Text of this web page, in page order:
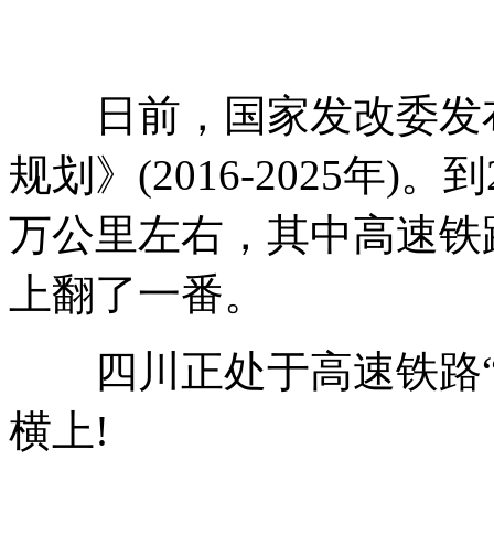
日前，国家发改委发
规划》(2016-2025年)。
万公里左右，其中高速
上翻了一番。
四川正处于高速铁路“
横上!